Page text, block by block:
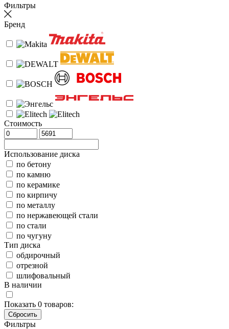
Фильтры
Бренд
Стоимость
Использование диска
по бетону
по камню
по керамике
по кирпичу
по металлу
по нержавеющей стали
по стали
по чугуну
Тип диска
обдирочный
отрезной
шлифовальный
В наличии
Показать 0 товаров:
Фильтры